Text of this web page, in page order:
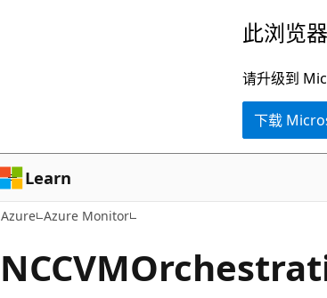
容
此浏览
请升级到
下载
Learn
Azure Azure Monitor